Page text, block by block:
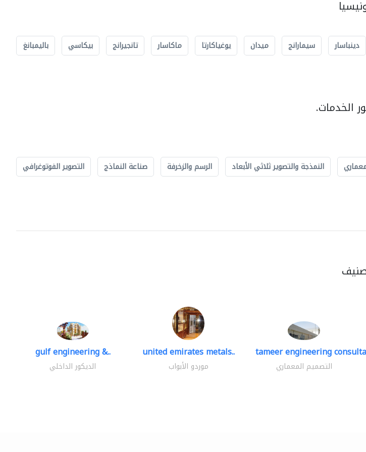
دينباسار سيمارانج ميدان يوغياكارتا ماكاسار تانجيرانج بيكاسي باليمبانغ
الخدمات.
النمذجة والتصوير ثلاثي الأبعاد الرسم والزخرفة صناعة النماذج
التصوير الفوتوغرافي
gulf engineering &..
الديكور الداخلي
united emirates metals..
موردو الأبواب
tameer engineering
التصميم المعماري